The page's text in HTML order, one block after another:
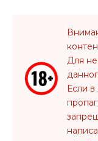
Для
Если в